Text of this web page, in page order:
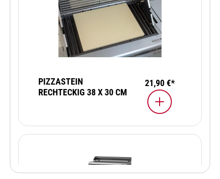
PIZZASTEIN
RECHTECKIG 38 X 30 CM
21,90 €*